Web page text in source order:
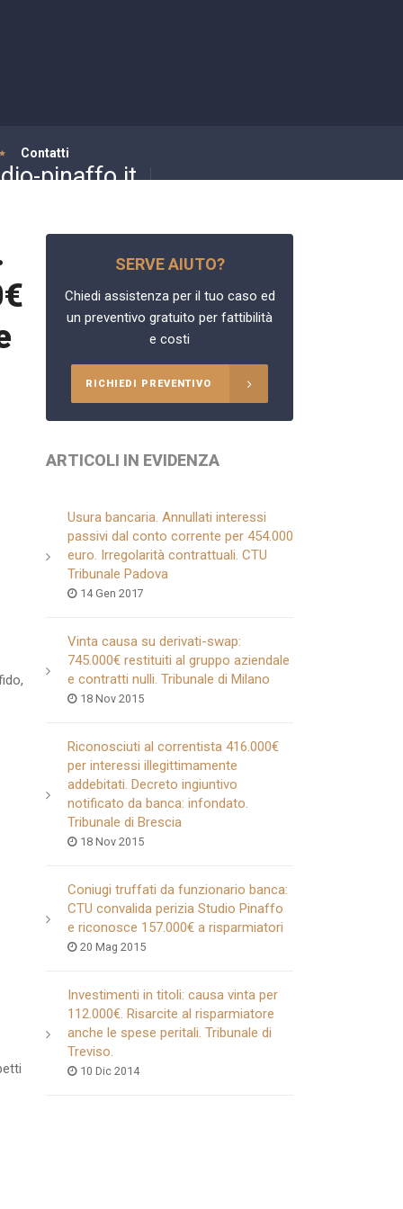
pinaffo.it
Contatti
SERVE AIUTO?
Chiedi assistenza per il tuo caso ed
un preventivo gratuito per fattibilità
e costi
RICHIEDI PREVENTIVO
ARTICOLI IN EVIDENZA
Usura bancaria. Annullati interessi
passivi dal conto corrente per 454.000
euro. Irregolarità contrattuali. CTU
Tribunale Padova
14 Gen 2017
Vinta causa su derivati-swap:
745.000€ restituiti al gruppo aziendale
e contratti nulli. Tribunale di Milano
18 Nov 2015
Riconosciuti al correntista 416.000€
per interessi illegittimamente
addebitati. Decreto ingiuntivo
notificato da banca: infondato.
Tribunale di Brescia
18 Nov 2015
Coniugi truffati da funzionario banca:
CTU convalida perizia Studio Pinaffo
e riconosce 157.000€ a risparmiatori
20 Mag 2015
Investimenti in titoli: causa vinta per
112.000€. Risarcite al risparmiatore
anche le spese peritali. Tribunale di
Treviso.
10 Dic 2014